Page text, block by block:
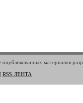
материалов
RSS-ЛЕНТА